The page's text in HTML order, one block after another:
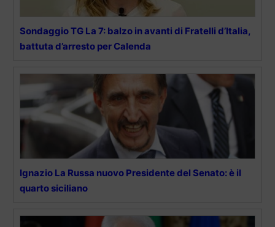
Sondaggio TG La 7: balzo in avanti di Fratelli d’Italia,
battuta d’arresto per Calenda
Ignazio La Russa nuovo Presidente del Senato: è il
quarto siciliano